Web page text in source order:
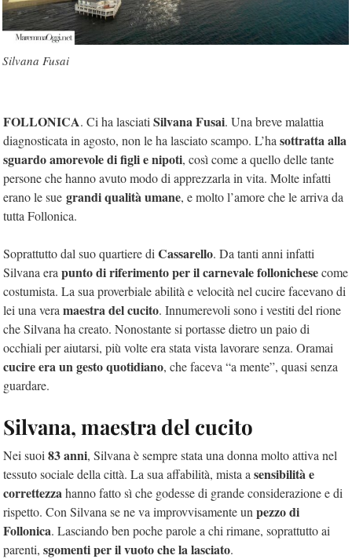
Silvana Fusai
FOLLONICA. Ci ha lasciati Silvana Fusai. Una breve malattia
diagnosticata in agosto, non le ha lasciato scampo. L’ha sottratta alla
sguardo amorevole di figli e nipoti, così come a quello delle tante
persone che hanno avuto modo di apprezzarla in vita. Molte infatti
erano le sue grandi qualità umane, e molto l’amore che le arriva da
tutta Follonica.
Soprattutto dal suo quartiere di Cassarello. Da tanti anni infatti
Silvana era punto di riferimento per il carnevale follonichesecome
costumista. La sua proverbiale abilità e velocità nel cucire facevano di
lei una vera maestra del cucito. Innumerevoli sono i vestiti del rione
che Silvana ha creato. Nonostante si portasse dietro un paio di
occhiali per aiutarsi, più volte era stata vista lavorare senza. Oramai
cucire era un gesto quotidiano, che faceva “a mente”, quasi senza
guardare.
Silvana, maestra del cucito
Nei suoi 83 anni, Silvana è sempre stata una donna molto attiva nel
tessuto sociale della città. La sua affabilità, mista a sensibilità e
correttezzahanno fatto sì che godesse di grande considerazione e di
rispetto. Con Silvana se ne va improvvisamente un pezzo di
Follonica. Lasciando ben poche parole a chi rimane, soprattutto ai
parenti, sgomenti per il vuoto che la lasciato.